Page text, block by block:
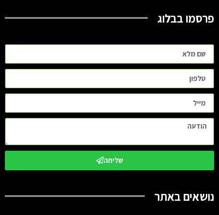
פרסמו בבלוג
שליחה
נושאים באתר